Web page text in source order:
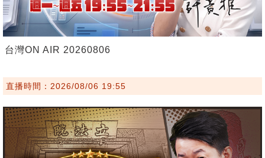
台灣ON AIR 20260806
直播時間：2026/08/06 19:55